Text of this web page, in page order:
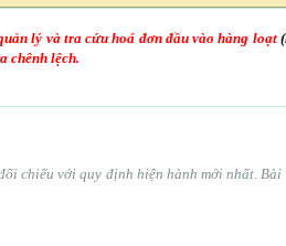
lý và tra cứu hoá đơn đầu vào hàng loạt
chênh lệch.
chiếu với quy định hiện hành mới nhất.